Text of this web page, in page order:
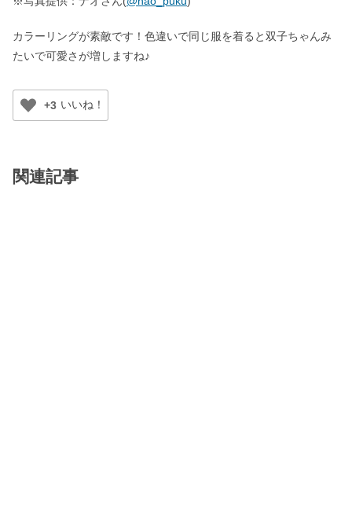
カラーリングが素敵です！色違いで同じ服を着ると双子ちゃんみ
たいで可愛さが増しますね♪
+3
関連記事